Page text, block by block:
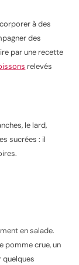
à des
des
par une recette
relevés
le lard,
sucrées : il
en salade.
pomme crue, un
quelques